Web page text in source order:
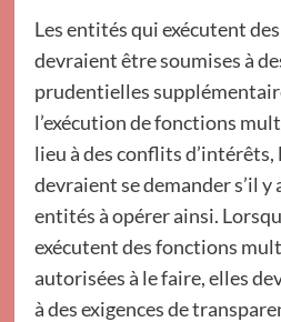
Les entités qui exécutent
devraient être soumises à
prudentielles
l’exécution de fonctions
lieu à des conflits
devraient se demander s’il y
entités à opérer ainsi.
exécutent des fonctions
autorisées à le faire, elles
à des exigences de